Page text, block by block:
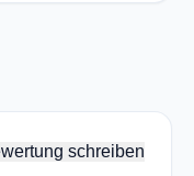
schreiben